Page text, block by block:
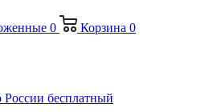
0 Корзина 0
России бесплатный